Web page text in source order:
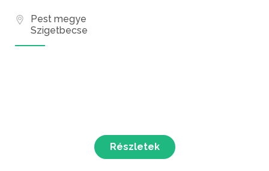
Pest megye
Szigetbecse
Részletek